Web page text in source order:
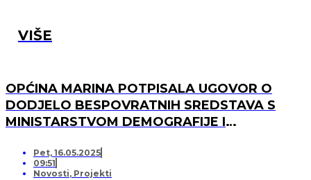
VIŠE
OPĆINA MARINA POTPISALA UGOVOR O
DODJELO BESPOVRATNIH SREDSTAVA S
MINISTARSTVOM DEMOGRAFIJE I
OPREMANJA DJEČJEG IGRALIŠTA U
SVINCIMA
Pet, 16.05.2025
09:51
Novosti, Projekti